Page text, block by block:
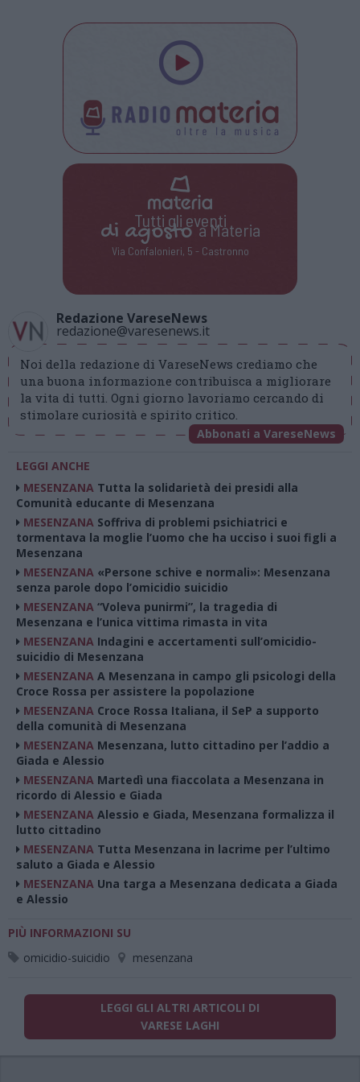
Tutti gli eventi
di agostoa Materia
Via Confalonieri, 5 - Castronno
Redazione VareseNews
redazione@varesenews.it
Noi della redazione di VareseNews crediamo che
una buona informazione contribuisca a migliorare
la vita di tutti. Ogni giorno lavoriamo cercando di
stimolare curiosità e spirito critico.
Abbonati a VareseNews
LEGGI ANCHE
MESENZANA Tutta la solidarietà dei presidi alla
Comunità educante di Mesenzana
MESENZANA Soffriva di problemi psichiatrici e
tormentava la moglie l’uomo che ha ucciso i suoi figli a
Mesenzana
MESENZANA «Persone schive e normali»: Mesenzana
senza parole dopo l’omicidio suicidio
MESENZANA “Voleva punirmi”, la tragedia di
Mesenzana e l’unica vittima rimasta in vita
MESENZANA Indagini e accertamenti sull’omicidio-
suicidio di Mesenzana
MESENZANA A Mesenzana in campo gli psicologi della
Croce Rossa per assistere la popolazione
MESENZANA Croce Rossa Italiana, il SeP a supporto
della comunità di Mesenzana
MESENZANA Mesenzana, lutto cittadino per l’addio a
Giada e Alessio
MESENZANA Martedì una fiaccolata a Mesenzana in
ricordo di Alessio e Giada
MESENZANA Alessio e Giada, Mesenzana formalizza il
lutto cittadino
MESENZANA Tutta Mesenzana in lacrime per l’ultimo
saluto a Giada e Alessio
MESENZANA Una targa a Mesenzana dedicata a Giada
e Alessio
PIÙ INFORMAZIONI SU
omicidio-suicidio
mesenzana
LEGGI GLI ALTRI ARTICOLI DI
VARESE LAGHI